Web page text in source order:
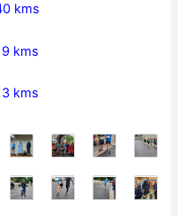
kms
kms
kms